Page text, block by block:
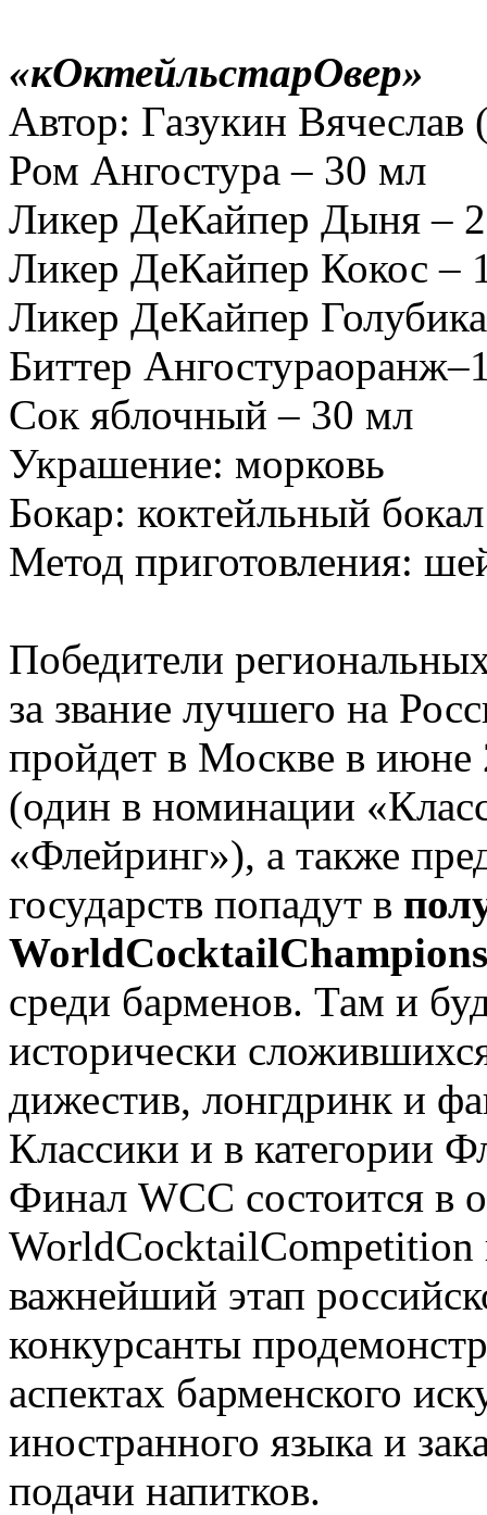
«кОктейльстарОвер»
Автор: Газукин
Ром Ангостура – 30 мл
Ликер ДеКайпер Дыня –
Ликер ДеКайпер Кокос –
Ликер ДеКайпер
Биттер
Сок яблочный – 30 мл
Украшение: морковь
Бокар: коктейльный бокал
Метод приготовления:
Победители
за звание лучшего на
пройдет в Москве в июне
(один в номинации
«Флейринг»), а также
государств попадут в
среди барменов. Там и
исторически
дижестив, лонгдринк и
Классики и в категории
Финал WCC состоится в
WorldCocktailCompetition
важнейший этап
конкурсанты
аспектах барменского
иностранного языка и
подачи напитков.